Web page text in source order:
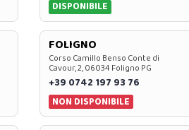
DISPONIBILE
FOLIGNO
Corso Camillo Benso Conte di
Cavour, 2, 06034 Foligno PG
+39 0742 197 93 76
NON DISPONIBILE